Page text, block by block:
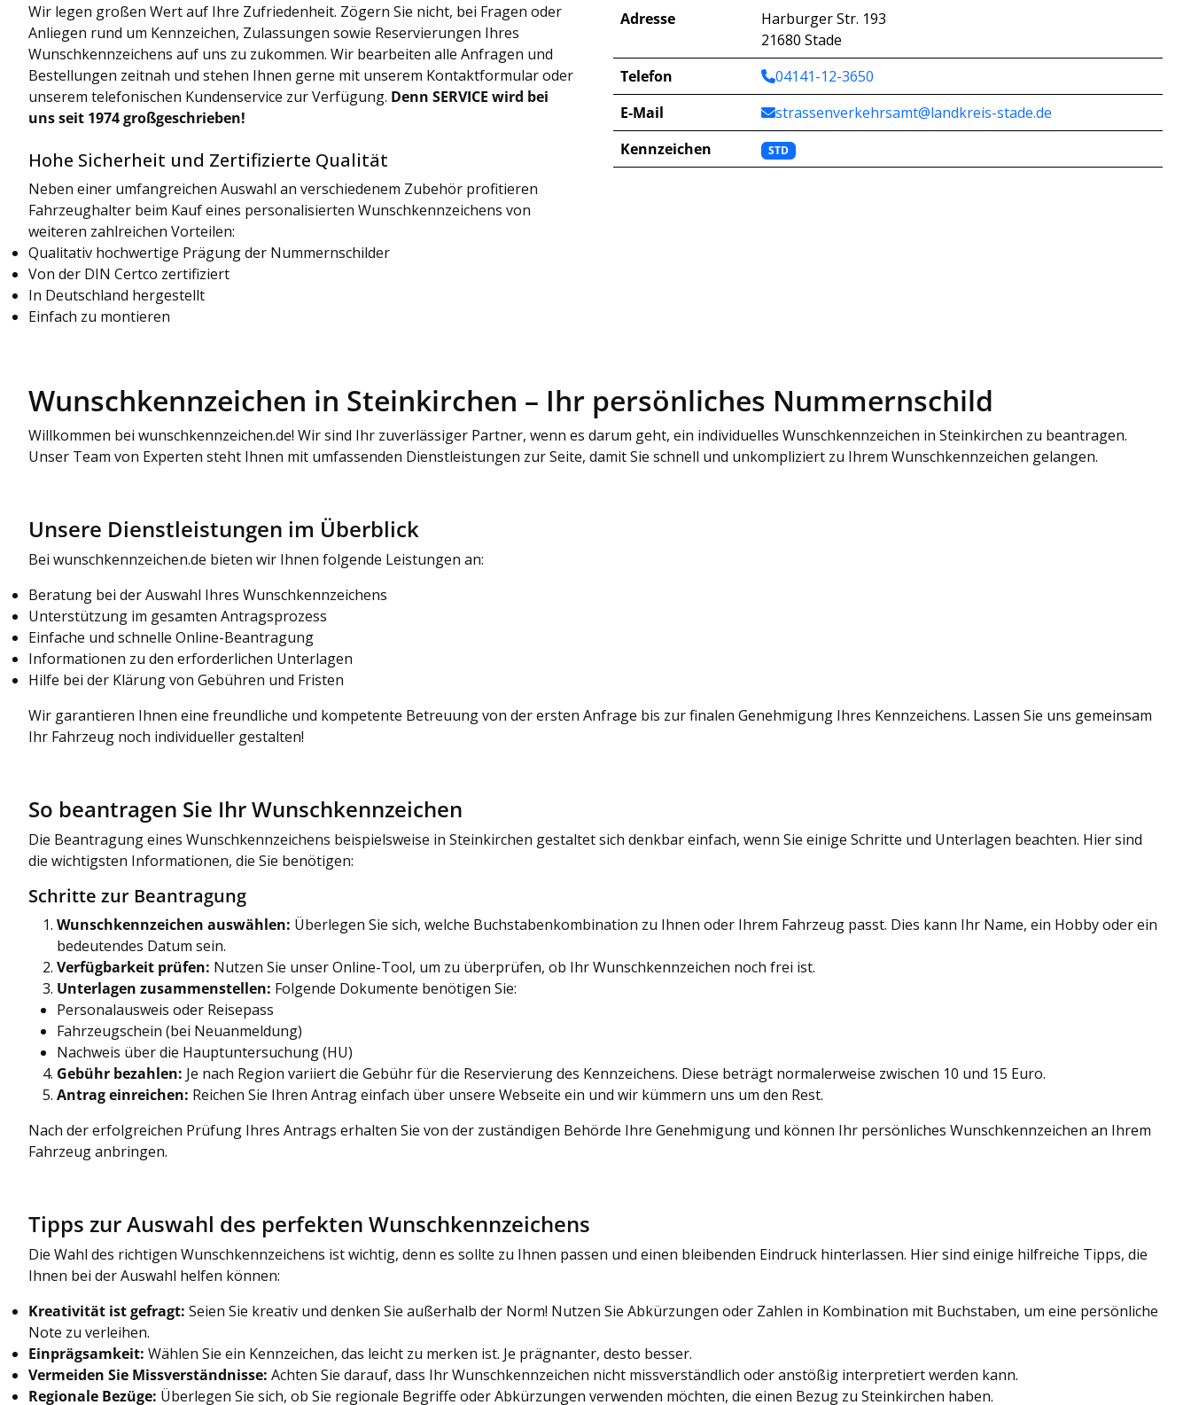
Wir legen großen Wert auf Ihre Zufriedenheit. Zögern Sie nicht, bei Fragen oder
Anliegen rund um Kennzeichen, Zulassungen sowie Reservierungen Ihres
Wunschkennzeichens auf uns zu zukommen. Wir bearbeiten alle Anfragen und
Bestellungen zeitnah und stehen Ihnen gerne mit unserem Kontaktformular oder
unserem telefonischen Kundenservice zur Verfügung. Denn SERVICE wird bei
uns seit 1974 großgeschrieben!
Hohe Sicherheit und Zertifizierte Qualität
Neben einer umfangreichen Auswahl an verschiedenem Zubehör profitieren
Fahrzeughalter beim Kauf eines personalisierten Wunschkennzeichens von
weiteren zahlreichen Vorteilen:
Qualitativ hochwertige Prägung der Nummernschilder
Von der DIN Certco zertifiziert
In Deutschland hergestellt
Einfach zu montieren
Adresse
Harburger Str. 193
21680 Stade
Telefon
04141-12-3650
E-Mail
strassenverkehrsamt@landkreis-stade.de
Kennzeichen
STD
Wunschkennzeichen in Steinkirchen – Ihr persönliches Nummernschild
Willkommen bei wunschkennzeichen.de! Wir sind Ihr zuverlässiger Partner, wenn es darum geht, ein individuelles Wunschkennzeichen in Steinkirchen zu beantragen.
Unser Team von Experten steht Ihnen mit umfassenden Dienstleistungen zur Seite, damit Sie schnell und unkompliziert zu Ihrem Wunschkennzeichen gelangen.
Unsere Dienstleistungen im Überblick
Bei wunschkennzeichen.de bieten wir Ihnen folgende Leistungen an:
Beratung bei der Auswahl Ihres Wunschkennzeichens
Unterstützung im gesamten Antragsprozess
Einfache und schnelle Online-Beantragung
Informationen zu den erforderlichen Unterlagen
Hilfe bei der Klärung von Gebühren und Fristen
Wir garantieren Ihnen eine freundliche und kompetente Betreuung von der ersten Anfrage bis zur finalen Genehmigung Ihres Kennzeichens. Lassen Sie uns gemeinsam
Ihr Fahrzeug noch individueller gestalten!
So beantragen Sie Ihr Wunschkennzeichen
Die Beantragung eines Wunschkennzeichens beispielsweise in Steinkirchen gestaltet sich denkbar einfach, wenn Sie einige Schritte und Unterlagen beachten. Hier sind
die wichtigsten Informationen, die Sie benötigen:
Schritte zur Beantragung
Wunschkennzeichen auswählen: Überlegen Sie sich, welche Buchstabenkombination zu Ihnen oder Ihrem Fahrzeug passt. Dies kann Ihr Name, ein Hobby oder ein
bedeutendes Datum sein.
Verfügbarkeit prüfen: Nutzen Sie unser Online-Tool, um zu überprüfen, ob Ihr Wunschkennzeichen noch frei ist.
Unterlagen zusammenstellen: Folgende Dokumente benötigen Sie:
Personalausweis oder Reisepass
Fahrzeugschein (bei Neuanmeldung)
Nachweis über die Hauptuntersuchung (HU)
Gebühr bezahlen: Je nach Region variiert die Gebühr für die Reservierung des Kennzeichens. Diese beträgt normalerweise zwischen 10 und 15 Euro.
Antrag einreichen: Reichen Sie Ihren Antrag einfach über unsere Webseite ein und wir kümmern uns um den Rest.
Nach der erfolgreichen Prüfung Ihres Antrags erhalten Sie von der zuständigen Behörde Ihre Genehmigung und können Ihr persönliches Wunschkennzeichen an Ihrem
Fahrzeug anbringen.
Tipps zur Auswahl des perfekten Wunschkennzeichens
Die Wahl des richtigen Wunschkennzeichens ist wichtig, denn es sollte zu Ihnen passen und einen bleibenden Eindruck hinterlassen. Hier sind einige hilfreiche Tipps, die
Ihnen bei der Auswahl helfen können:
Kreativität ist gefragt: Seien Sie kreativ und denken Sie außerhalb der Norm! Nutzen Sie Abkürzungen oder Zahlen in Kombination mit Buchstaben, um eine persönliche
Note zu verleihen.
Einprägsamkeit: Wählen Sie ein Kennzeichen, das leicht zu merken ist. Je prägnanter, desto besser.
Vermeiden Sie Missverständnisse: Achten Sie darauf, dass Ihr Wunschkennzeichen nicht missverständlich oder anstößig interpretiert werden kann.
Regionale Bezüge: Überlegen Sie sich, ob Sie regionale Begriffe oder Abkürzungen verwenden möchten, die einen Bezug zu Steinkirchen haben.